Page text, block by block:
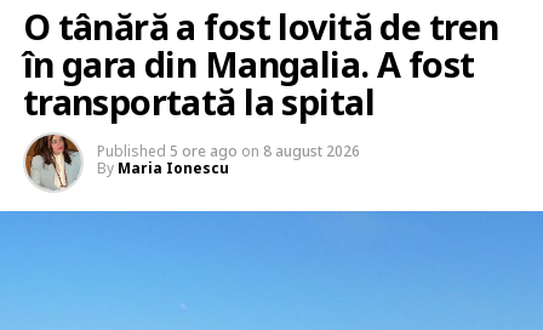
O tânără a fost lovită de tren
în gara din Mangalia. A fost
transportată la spital
Published 5 ore ago on 8 august 2026
By Maria Ionescu